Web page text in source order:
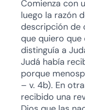
Comienza con
luego la razón
descripción de
que quiero que
distinguía a
Judá había
porque
– v. 4b). En
recibido una